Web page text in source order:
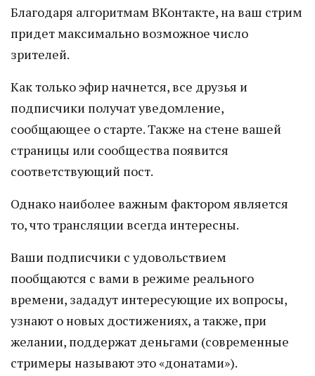
Благодаря алгоритмам ВКонтакте, на ваш стрим
придет максимально возможное число
зрителей.
Как только эфир начнется, все друзья и
подписчики получат уведомление,
сообщающее о старте. Также на стене вашей
страницы или сообщества появится
соответствующий пост.
Однако наиболее важным фактором является
то, что трансляции всегда интересны.
Ваши подписчики с удовольствием
пообщаются с вами в режиме реального
времени, зададут интересующие их вопросы,
узнают о новых достижениях, а также, при
желании, поддержат деньгами (современные
стримеры называют это «донатами»).